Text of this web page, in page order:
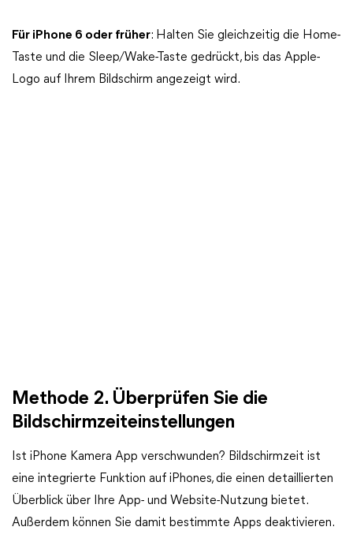
Für iPhone 6 oder früher: Halten Sie gleichzeitig die Home-
Taste und die Sleep/Wake-Taste gedrückt, bis das Apple-
Logo auf Ihrem Bildschirm angezeigt wird.
Methode 2. Überprüfen Sie die
Bildschirmzeiteinstellungen
Ist iPhone Kamera App verschwunden? Bildschirmzeit ist
eine integrierte Funktion auf iPhones, die einen detaillierten
Überblick über Ihre App- und Website-Nutzung bietet.
Außerdem können Sie damit bestimmte Apps deaktivieren.